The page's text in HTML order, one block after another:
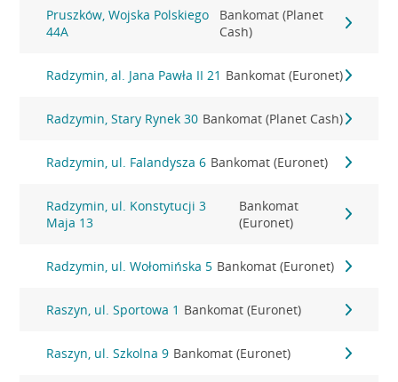
Pruszków, Wojska Polskiego
44A
Bankomat (Planet
Cash)
Radzymin, al. Jana Pawła II 21 Bankomat (Euronet)
Radzymin, Stary Rynek 30 Bankomat (Planet Cash)
Radzymin, ul. Falandysza 6 Bankomat (Euronet)
Radzymin, ul. Konstytucji 3
Maja 13
Bankomat
(Euronet)
Radzymin, ul. Wołomińska 5 Bankomat (Euronet)
Raszyn, ul. Sportowa 1 Bankomat (Euronet)
Raszyn, ul. Szkolna 9 Bankomat (Euronet)